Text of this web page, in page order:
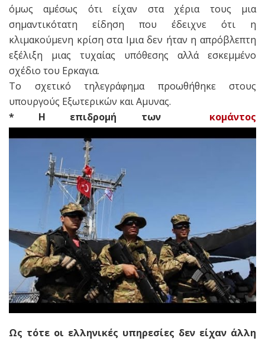
όμως αμέσως ότι είχαν στα χέρια τους μια
σημαντικότατη είδηση που έδειχνε ότι η
κλιμακούμενη κρίση στα Ιμια δεν ήταν η απρόβλεπτη
εξέλιξη μιας τυχαίας υπόθεσης αλλά εσκεμμένο
σχέδιο του Ερκαγια.
Το σχετικό τηλεγράφημα προωθήθηκε στους
υπουργούς Εξωτερικών και Αμυνας.
* H επιδρομή των κομάντος
Ως τότε οι ελληνικές υπηρεσίες δεν είχαν άλλη